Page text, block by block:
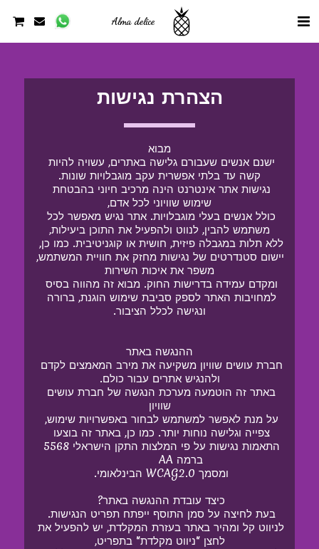
Alma delice
הצהרת נגישות
מבוא
קשה עד בלתי אפשרית עקב מוגבלויות שונות.
שימוש שוויוני לכל אדם,
משתמש להבין, לנווט ולהפעיל את התוכן ביעילות,
משפר את איכות השירות
ונגישה לכלל הציבור.
ההנגשה באתר
ולהנגיש אתרים עבור כולם.
שוויון
ברמה AA
ומסמך WCAG2.0 הבינלאומי.
כיצד עובדת ההנגשה באתר?
לניווט קל ומהיר באתר בעזרת המקלדת, יש להפעיל את
לחצן "ניווט מקלדת" בתפריט,